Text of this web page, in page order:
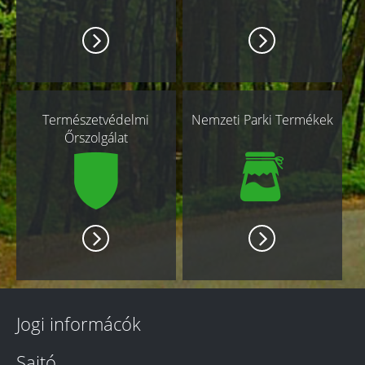
Természetvédelmi
Őrszolgálat
Nemzeti Parki Termékek
Jogi informácók